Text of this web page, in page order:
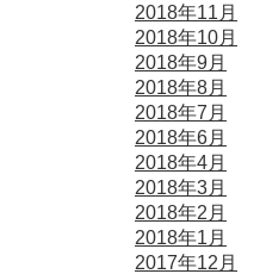
2018年11月
2018年10月
2018年9月
2018年8月
2018年7月
2018年6月
2018年4月
2018年3月
2018年2月
2018年1月
2017年12月